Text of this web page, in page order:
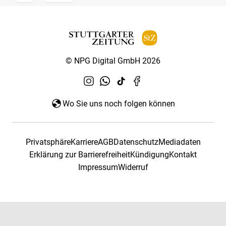
© NPG Digital GmbH 2026
Wo Sie uns noch folgen können
PrivatsphäreKarriereAGBDatenschutzMediadaten
Erklärung zur BarrierefreiheitKündigungKontakt
ImpressumWiderruf